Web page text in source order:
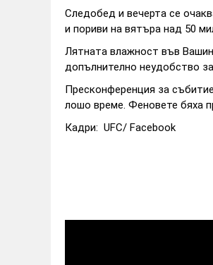
Следобед и вечерта се
и пориви на вятъра над 50
Лятната влажност във
допълнително неудобство
Пресконференция за
лошо време. Феновете бяха
Кадри: UFC/ Facebook